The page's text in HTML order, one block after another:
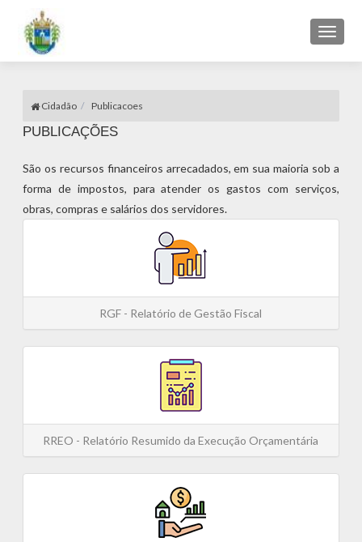
Toggle
Cidadão Publicacoes
PUBLICAÇÕES
São os recursos financeiros arrecadados, em sua maioria sob a
forma de impostos, para atender os gastos com serviços,
obras, compras e salários dos servidores.
RGF - Relatório de Gestão Fiscal
RREO - Relatório Resumido da Execução Orçamentária